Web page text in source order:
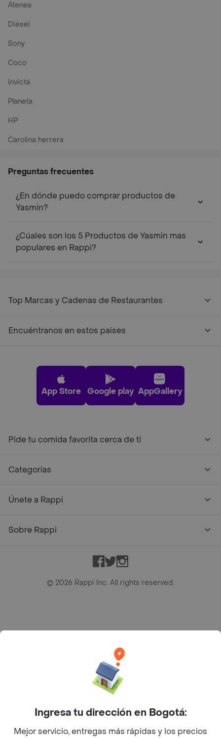
Atenea
Diesel
Sony
Coco
Invicta
Planeta
HP
Carolina herrera
Preguntas frecuentes
¿En dónde puedo comprar productos de
Yasmin?
¿Cúales son los 5 Productos de Yasmin mas
populares en Rappi?
Top Marcas y Cadenas de Restaurantes
Encuéntranos en estos países
App Store Google play AppGallery
Pide tu comida favorita cerca de ti
Categorías
Únete a Rappi
Sobre Rappi
Facebook
TwitterInstagram
© 2026 Rappi Inc. All rights reserved.
Bogotá D.C. --- notificacionesrappi@rappi.com
Ingresa tu dirección en Bogotá:
Mejor servicio, entregas más rápidas y los precios